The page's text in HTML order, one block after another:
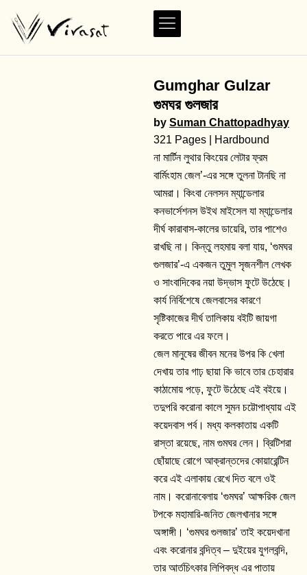
Gumghar Gulzar
গুমঘর গুলজার
by Suman Chattopadhyay
321 Pages | Hardbound
না মার্টিন লুথার কিংয়ের লেটার ফ্রম
বার্মিংহাম জেল’-এর সঙ্গে তুলনা টানছি না
আমরা। কিংবা নেলসন ম্যান্ডেলার
কনভার্সেশনস উইথ মাইসেল যা ম্যান্ডেলার
দীর্ঘ কারাবাস-কালের ডায়েরি, তার পাশেও
রাখছি না। কিন্তু লহমায় বলা যায়, ‘গুমঘর
গুলজার’-এ একজন তুমুল সৃজনশীল লেখক
ও সাংবাদিকের নয়া উদ্ভাস ফুটে উঠেছে।
কার্য নির্বিশেষে জেলবাসের কারণে
সৃষ্টিকাজের দীর্ঘ তালিকায় বইটি জায়গা
করতে পারে এর ফলে।
জেল মানুষের জীবন মনের উপর কি খেলা
দেখায় তার গাঢ় ছায়া কি ভাবে তার চেহারার
কাঠামোয় পড়ে, ফুটে উঠেছে এই বইয়ে।
তদুপরি করোনা কালে সুমন চট্টোপাধ্যায় এই
কয়েদবাস পর্ব। মধ্য কলকাতায় একটি
রাস্তা রয়েছে, নাম গুমঘর লেন। ব্রিটিশরা
ছোঁয়াছে রোগে আক্রান্তদের কোয়ারেন্টিন
করে এই এলাকায় রেখে দিত বলে ওই
নাম। করোনাবেলায় ‘গুমঘর’ আক্ষরিক জেল
টপকে মহামারি-জনিত জেলখানার সঙ্গে
অঙ্গাঙ্গী। ‘গুমঘর গুলজার’ তাই কয়েদখানা
এবং করোনার বন্দিত্ব – দুইয়ের যুগলবন্দি,
তার আর্তচিৎকার লিপিবদ্ধ এর পাতায়